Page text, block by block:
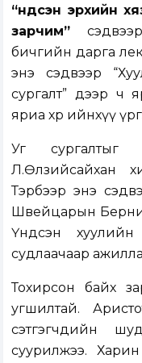
“Үндсэн эрхийн
зарчим”
бичгийн дарга
энэ сэдвээр
сургалт” дээр ч
яриа хөөрөө ийнхүү
Уг
Л.Өлзийсайхан
Тэрбээр энэ
Швейцарын
Үндсэн
судлаачаар
Тохирсон байх
угшилтай.
сэтгэгчдийн
суурилжээ.